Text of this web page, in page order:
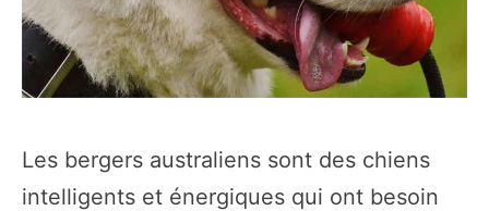
Les bergers australiens sont des chiens
intelligents et énergiques qui ont besoin